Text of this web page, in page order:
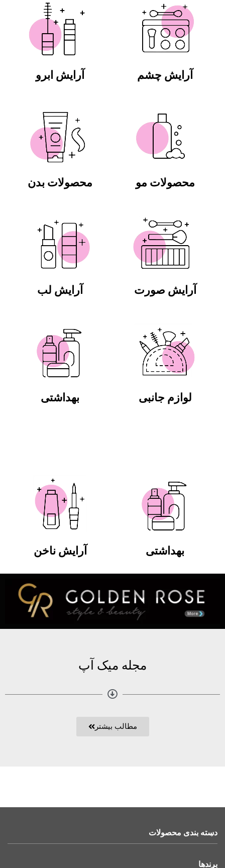
آرایش چشم
محصولات مو
آرایش ابرو
محصولات بدن
آرایش صورت
لوازم جانبی
آرایش لب
بهداشتی
بهداشتی آرایش ناخن
مجله میک آپ
مطالب بیشتر
دسته بندی محصولات
برندها